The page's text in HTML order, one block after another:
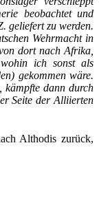
beobachtet und
geliefert zu werden.
Wehrmacht in
dort nach Afrika,
ich sonst als
gekommen wäre.
dann durch
Seite der Alliierten
Althodis zurück,